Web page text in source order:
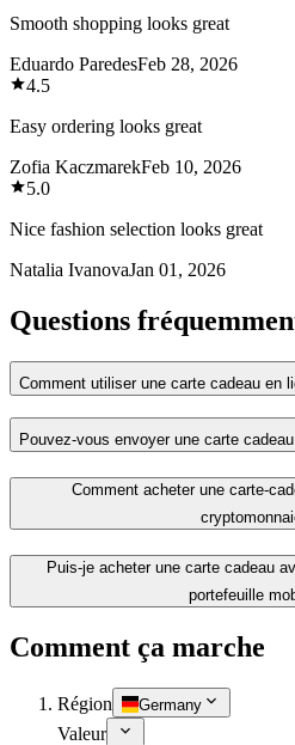
Smooth shopping looks great
Eduardo ParedesFeb 28, 2026
4.5
Easy ordering looks great
Zofia KaczmarekFeb 10, 2026
5.0
Nice fashion selection looks great
Natalia IvanovaJan 01, 2026
Questions
Comment utiliser une carte cadeau en
Pouvez-vous envoyer une carte
Comment acheter une carte-
Puis-je acheter une carte cadeau
portefeuille
Comment ça marche
Région Germany
Valeur